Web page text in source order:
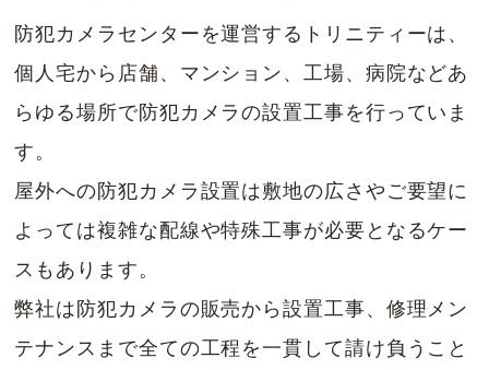
防犯カメラセンターを運営するトリニティーは、
個人宅から店舗、マンション、工場、病院などあ
らゆる場所で防犯カメラの設置工事を行っていま
す。
屋外への防犯カメラ設置は敷地の広さやご要望に
よっては複雑な配線や特殊工事が必要となるケー
スもあります。
弊社は防犯カメラの販売から設置工事、修理メン
テナンスまで全ての工程を一貫して請け負うこと